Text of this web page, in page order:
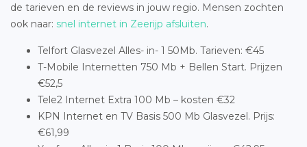
de tarieven en de reviews in jouw regio. Mensen zochten
ook naar: snel internet in Zeerijp afsluiten.
Telfort Glasvezel Alles- in- 1 50Mb. Tarieven: €45
T-Mobile Internetten 750 Mb + Bellen Start. Prijzen
€52,5
Tele2 Internet Extra 100 Mb – kosten €32
KPN Internet en TV Basis 500 Mb Glasvezel. Prijs:
€61,99